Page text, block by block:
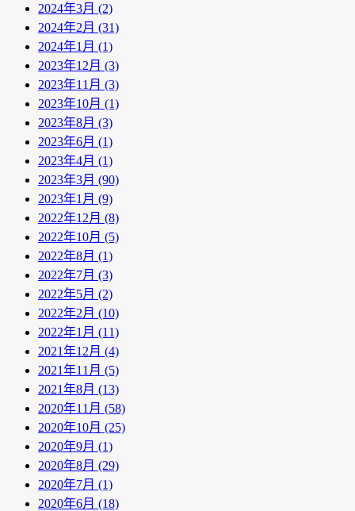
2024年3月 (2)
2024年2月 (31)
2024年1月 (1)
2023年12月 (3)
2023年11月 (3)
2023年10月 (1)
2023年8月 (3)
2023年6月 (1)
2023年4月 (1)
2023年3月 (90)
2023年1月 (9)
2022年12月 (8)
2022年10月 (5)
2022年8月 (1)
2022年7月 (3)
2022年5月 (2)
2022年2月 (10)
2022年1月 (11)
2021年12月 (4)
2021年11月 (5)
2021年8月 (13)
2020年11月 (58)
2020年10月 (25)
2020年9月 (1)
2020年8月 (29)
2020年7月 (1)
2020年6月 (18)